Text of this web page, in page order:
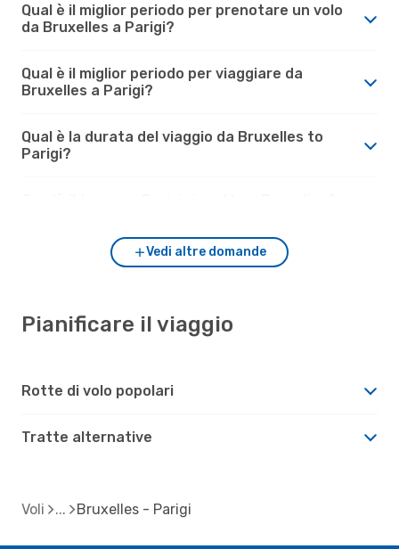
Qual è il miglior periodo per prenotare un volo
da Bruxelles a Parigi?
Qual è il miglior periodo per viaggiare da
Bruxelles a Parigi?
Qual è la durata del viaggio da Bruxelles to
Parigi?
Vedi altre domande
Pianificare il viaggio
Rotte di volo popolari
Tratte alternative
Voli Bruxelles - Parigi